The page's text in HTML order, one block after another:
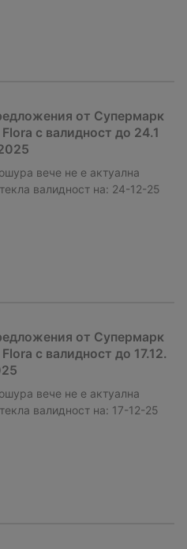
от Супермарк
Flora с валидност до 24.1
вече не е актуална
валидност на: 24-12-25
от Супермарк
Flora с валидност до 17.12.
вече не е актуална
валидност на: 17-12-25